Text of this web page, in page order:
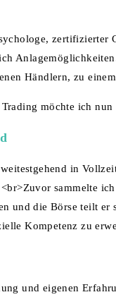
zertifizierter
Händlern, zu
möchte ich nun
in
sammelte
und die Börse teilt
Kompetenz zu
und eigenen